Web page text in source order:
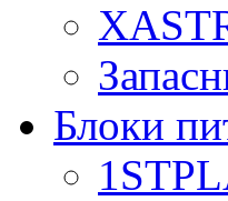
Блоки